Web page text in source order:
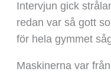
Intervjun gick
redan var så gott
för hela gymmet
Maskinerna var